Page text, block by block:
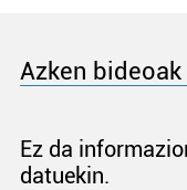
Azken bideoak
Ez da
datuekin.